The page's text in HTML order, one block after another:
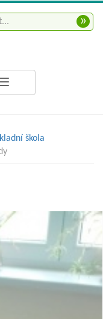
»
škola